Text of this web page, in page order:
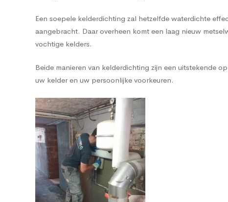
Een soepele kelderdichting zal hetzelfde waterdichte
aangebracht. Daar overheen komt een laag nieuw
vochtige kelders.
Beide manieren van kelderdichting zijn een uitstekende
uw kelder en uw persoonlijke voorkeuren.